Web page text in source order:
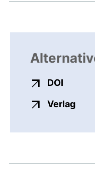
DOI
Verlag